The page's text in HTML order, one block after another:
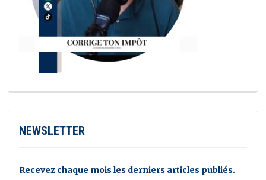
NEWSLETTER
Recevez chaque mois les derniers articles publiés.